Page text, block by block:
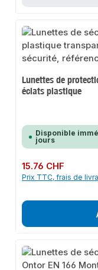
Lunettes de
éclats plastique
Disponible
jours
Prix régulier :
15.76 CHF
Prix TTC, frais de